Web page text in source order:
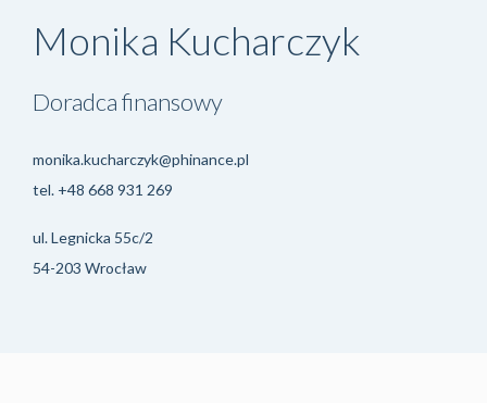
Monika Kucharczyk
Doradca finansowy
monika.kucharczyk@phinance.pl
tel. +48 668 931 269
ul. Legnicka 55c/2
54-203 Wrocław